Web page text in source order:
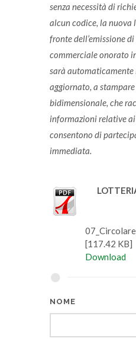
senza necessità di
alcun codice, la nuova
fronte dell’emissione
commerciale onorato
sarà automaticamente
aggiornato, a
bidimensionale, che
informazioni relative
consentono di
immediata.
[117.42 KB]
Download
NOME